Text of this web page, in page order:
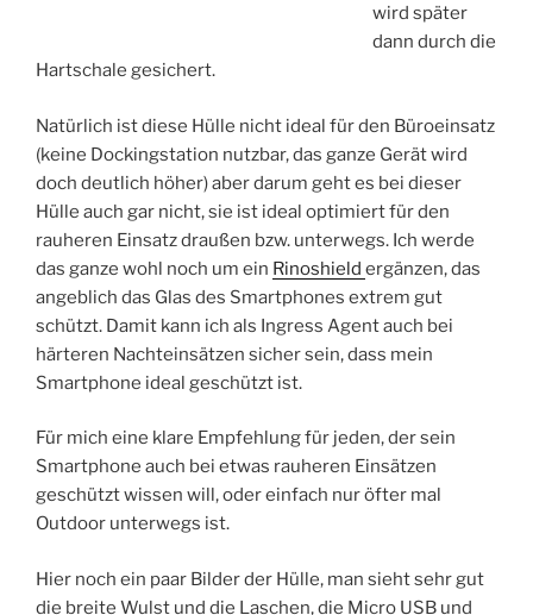
wird später
dann durch die
Hartschale gesichert.
Natürlich ist diese Hülle nicht ideal für den Büroeinsatz
(keine Dockingstation nutzbar, das ganze Gerät wird
doch deutlich höher) aber darum geht es bei dieser
Hülle auch gar nicht, sie ist ideal optimiert für den
rauheren Einsatz draußen bzw. unterwegs. Ich werde
das ganze wohl noch um ein Rinoshield ergänzen, das
angeblich das Glas des Smartphones extrem gut
schützt. Damit kann ich als Ingress Agent auch bei
härteren Nachteinsätzen sicher sein, dass mein
Smartphone ideal geschützt ist.
Für mich eine klare Empfehlung für jeden, der sein
Smartphone auch bei etwas rauheren Einsätzen
geschützt wissen will, oder einfach nur öfter mal
Outdoor unterwegs ist.
Hier noch ein paar Bilder der Hülle, man sieht sehr gut
die breite Wulst und die Laschen, die Micro USB und